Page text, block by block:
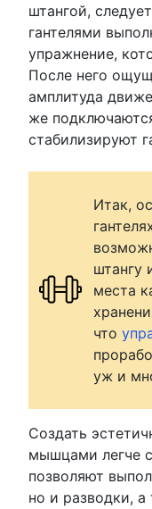
штангой, следует
гантелями
упражнение,
После него
амплитуда
же
стабилизируют
Итак,
штангу
места
что
уж и
Создать
мышцами легче
позволяют
но и разводки,